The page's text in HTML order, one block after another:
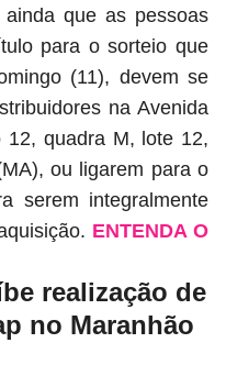
que as pessoas
para o sorteio que
(11), devem se
na Avenida
quadra M, lote 12,
ou ligarem para o
serem integralmente
ENTENDA O
realização de
no Maranhão